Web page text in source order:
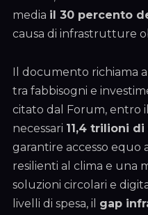
media il 30 percento
causa di infrastrutture
Il documento richiama
tra fabbisogni e
citato dal Forum, entro
necessari 11,4 trilioni
garantire accesso equo
resilienti al clima e una
soluzioni circolari e
livelli di spesa, il gap